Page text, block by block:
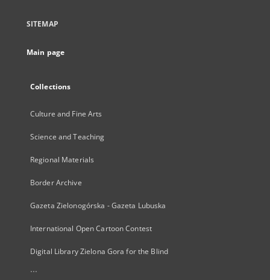
SITEMAP
Main page
Collections
Culture and Fine Arts
Science and Teaching
Regional Materials
Border Archive
Gazeta Zielonogórska - Gazeta Lubuska
International Open Cartoon Contest
Digital Library Zielona Gora for the Blind
...